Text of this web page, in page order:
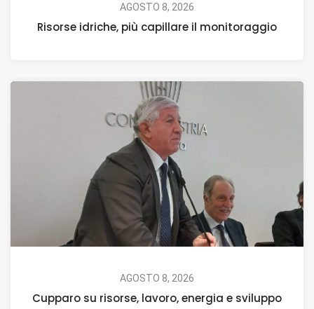
AGOSTO 8, 2026
Risorse idriche, più capillare il monitoraggio
AGOSTO 8, 2026
Cupparo su risorse, lavoro, energia e sviluppo